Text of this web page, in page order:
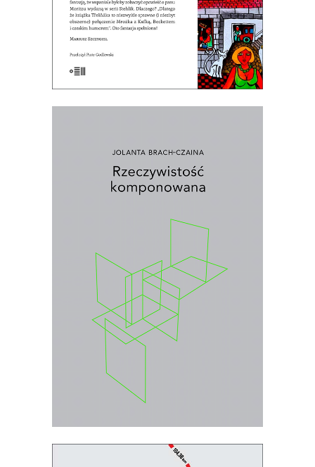
[EBOOK] RZECZYWISTOŚĆ
Wybór najważniejszych esejów i
wywiadów prasowych Jolanty Brach-
Czainy.
40.00zł 20.00
E-BOOK DO KOSZYKA